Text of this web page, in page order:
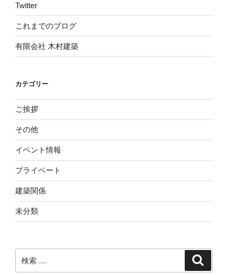
Twitter
これまでのブログ
有限会社 木村建築
カテゴリー
ご挨拶
その他
イベント情報
プライベート
建築関係
未分類
索: